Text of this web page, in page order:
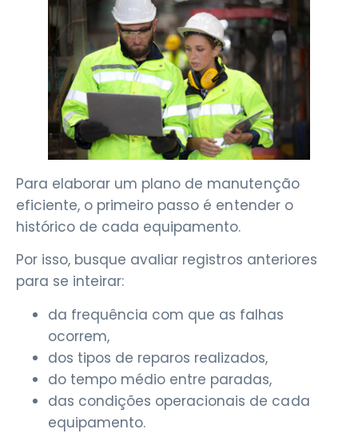
Para elaborar um plano de manutenção
eficiente, o primeiro passo é entender o
histórico de cada equipamento.
Por isso, busque avaliar registros anteriores
para se inteirar:
da frequência com que as falhas
ocorrem,
dos tipos de reparos realizados,
do tempo médio entre paradas,
das condições operacionais de cada
equipamento.